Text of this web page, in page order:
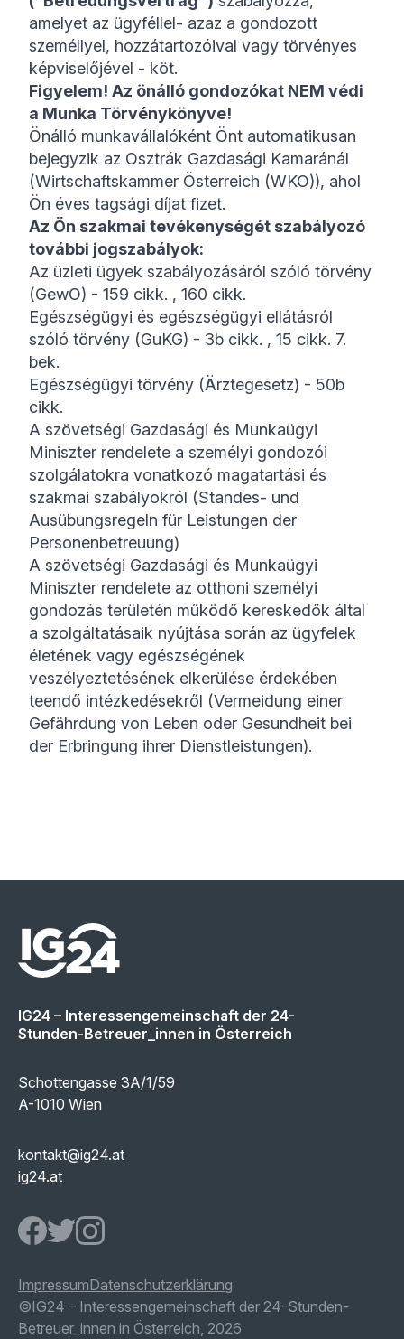
amelyet az ügyféllel- azaz a gondozott
személlyel, hozzátartozóival vagy törvényes
képviselőjével - köt.
Figyelem! Az önálló gondozókat NEM védi
a Munka Törvénykönyve!
Önálló munkavállalóként Önt automatikusan
bejegyzik az Osztrák Gazdasági Kamaránál
(Wirtschaftskammer Österreich (WKO)), ahol
Ön éves tagsági díjat fizet.
Az Ön szakmai tevékenységét szabályozó
további jogszabályok:
Az üzleti ügyek szabályozásáról szóló törvény
(GewO) - 159 cikk. , 160 cikk.
Egészségügyi és egészségügyi ellátásról
szóló törvény (GuKG) - 3b cikk. , 15 cikk. 7.
bek.
Egészségügyi törvény (Ärztegesetz) - 50b
cikk.
A szövetségi Gazdasági és Munkaügyi
Miniszter rendelete a személyi gondozói
szolgálatokra vonatkozó magatartási és
szakmai szabályokról (Standes- und
Ausübungsregeln für Leistungen der
Personenbetreuung)
A szövetségi Gazdasági és Munkaügyi
Miniszter rendelete az otthoni személyi
gondozás területén működő kereskedők által
a szolgáltatásaik nyújtása során az ügyfelek
életének vagy egészségének
veszélyeztetésének elkerülése érdekében
teendő intézkedésekről (Vermeidung einer
Gefährdung von Leben oder Gesundheit bei
der Erbringung ihrer Dienstleistungen).
IG24 – Interessengemeinschaft der 24-
Stunden-Betreuer_innen in Österreich
Schottengasse 3A/1/59
A-1010 Wien
kontakt@ig24.at
ig24.at
IG24 Facebook page
IG24 Twitter page
IG24 Instagram page
ImpressumDatenschutzerklärung
©IG24 – Interessengemeinschaft der 24-Stunden-
Betreuer_innen in Österreich, 2026